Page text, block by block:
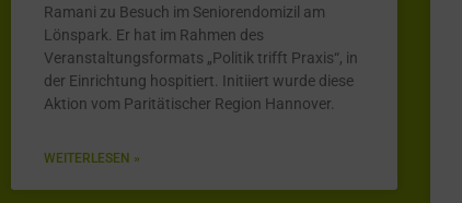
Ramani zu Besuch im Seniorendomizil am
Lönspark. Er hat im Rahmen des
Veranstaltungsformats „Politik trifft Praxis“, in
der Einrichtung hospitiert. Initiiert wurde diese
Aktion vom Paritätischer Region Hannover.
WEITERLESEN »